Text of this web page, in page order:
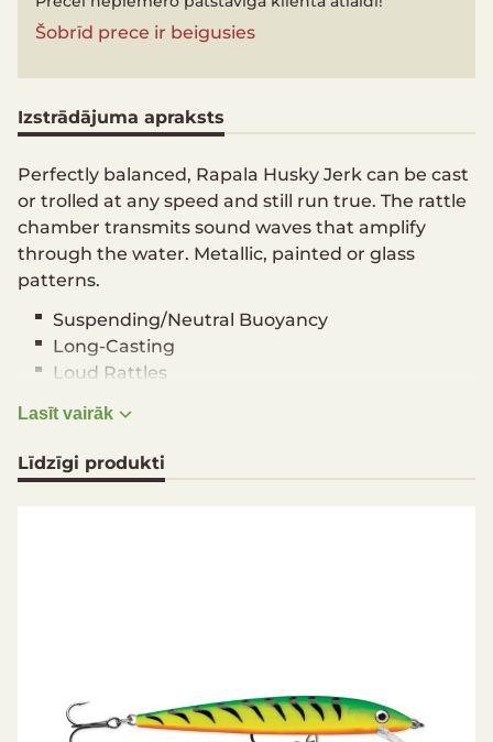
Šobrīd prece ir beigusies
Izstrādājuma apraksts
Perfectly balanced, Rapala Husky Jerk can be cast
or trolled at any speed and still run true. The rattle
chamber transmits sound waves that amplify
through the water. Metallic, painted or glass
patterns.
Suspending/Neutral Buoyancy
Long-Casting
Loud Rattles
Cast or Troll
Premium VMC® Black Nickel Hooks
Three Superior Finish Styles
Lasīt vairāk
Līdzīgi produkti